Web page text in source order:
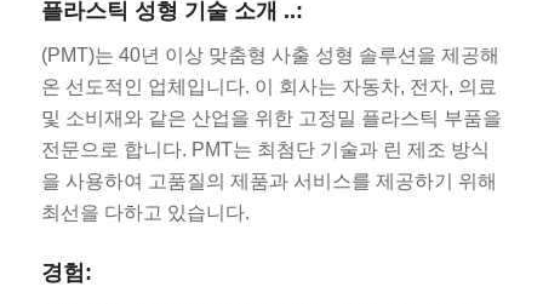
플라스틱 성형 기술 소개 ..:
(PMT)는 40년 이상 맞춤형 사출 성형 솔루션을 제공해
온 선도적인 업체입니다. 이 회사는 자동차, 전자, 의료
및 소비재와 같은 산업을 위한 고정밀 플라스틱 부품을
전문으로 합니다. PMT는 최첨단 기술과 린 제조 방식
을 사용하여 고품질의 제품과 서비스를 제공하기 위해
최선을 다하고 있습니다.
경험: